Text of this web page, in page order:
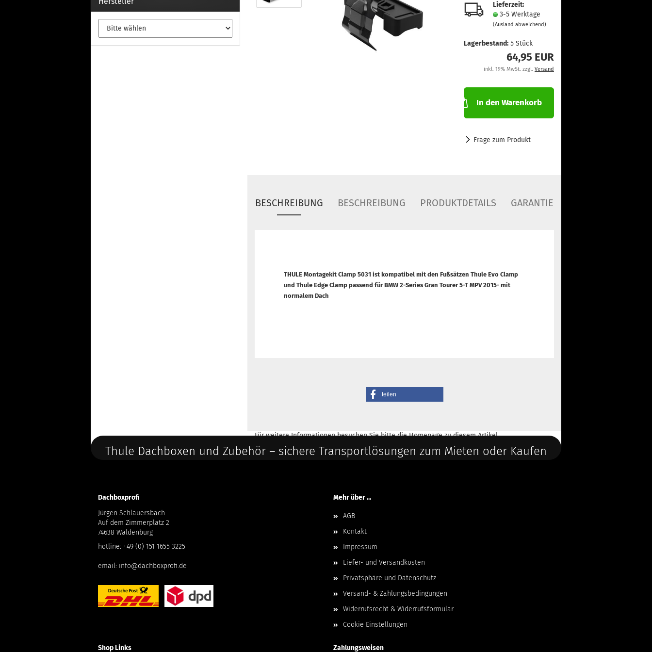
Fußsatz Fahrzeuge mit
integrierter Reling
Thule Montagekits 60.. für 7106
Lieferzeit:
3-5 Werktage
(Ausland abweichend)
Lagerbestand: 5Stück
64,95 EUR
inkl. 19% MwSt. zzgl. Versand
In den Warenkorb
Frage zum Produkt
BESCHREIBUNG BESCHREIBUNG PRODUKTDETAILS GARANTIE
THULE Montagekit Clamp 5031 ist kompatibel mit den Fußsätzen Thule Evo Clamp
und Thule Edge Clamp passend für BMW2-Series Gran Tourer 5-T MPV 2015- mit
normalem Dach
teilen
Für weitere Informationen besuchen Sie bitte dieHomepagezu diesem Artikel.
Thule Dachboxen und Zubehör – sichere Transportlösungen zum Mieten oder Kaufen
Dachboxprofi
Jürgen Schlauersbach
Auf dem Zimmerplatz 2
74638 Waldenburg
hotline: +49 (0) 151 1655 3225
email: info@dachboxprofi.de
Mehr über ...
AGB
Kontakt
Impressum
Liefer- und Versandkosten
Privatsphäre und Datenschutz
Versand- & Zahlungsbedingungen
Widerrufsrecht & Widerrufsformular
Cookie Einstellungen
Shop Links Zahlungsweisen